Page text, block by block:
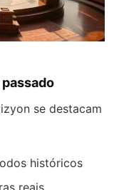
se destacam
históricos